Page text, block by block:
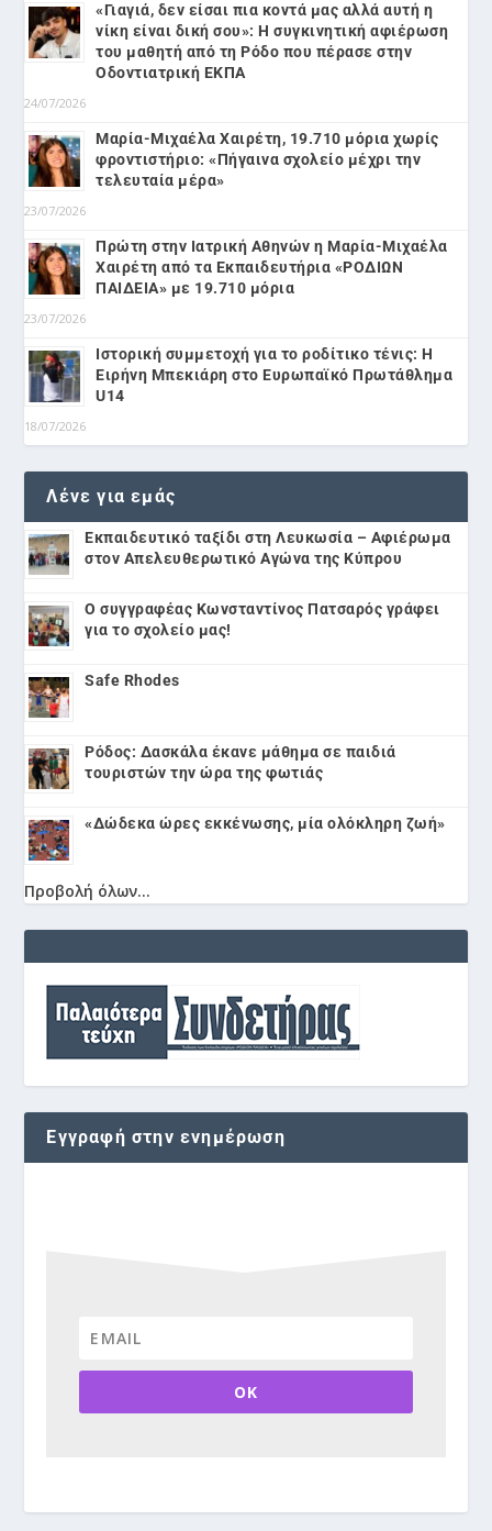
«Γιαγιά, δεν είσαι πια κοντά μας αλλά αυτή η
νίκη είναι δική σου»: Η συγκινητική αφιέρωση
του μαθητή από τη Ρόδο που πέρασε στην
Οδοντιατρική ΕΚΠΑ
24/07/2026
Μαρία-Μιχαέλα Χαιρέτη, 19.710 μόρια χωρίς
φροντιστήριο: «Πήγαινα σχολείο μέχρι την
τελευταία μέρα»
23/07/2026
Πρώτη στην Ιατρική Αθηνών η Μαρία-Μιχαέλα
Χαιρέτη από τα Εκπαιδευτήρια «ΡΟΔΙΩΝ
ΠΑΙΔΕΙΑ» με 19.710 μόρια
23/07/2026
Ιστορική συμμετοχή για το ροδίτικο τένις: Η
Ειρήνη Μπεκιάρη στο Ευρωπαϊκό Πρωτάθλημα
U14
18/07/2026
Λένε για εμάς
Εκπαιδευτικό ταξίδι στη Λευκωσία – Αφιέρωμα
στον Απελευθερωτικό Αγώνα της Κύπρου
Ο συγγραφέας Κωνσταντίνος Πατσαρός γράφει
για το σχολείο μας!
Safe Rhodes
Ρόδος: Δασκάλα έκανε μάθημα σε παιδιά
τουριστών την ώρα της φωτιάς
«Δώδεκα ώρες εκκένωσης, μία ολόκληρη ζωή»
Προβολή όλων...
Εγγραφή στην ενημέρωση
OK